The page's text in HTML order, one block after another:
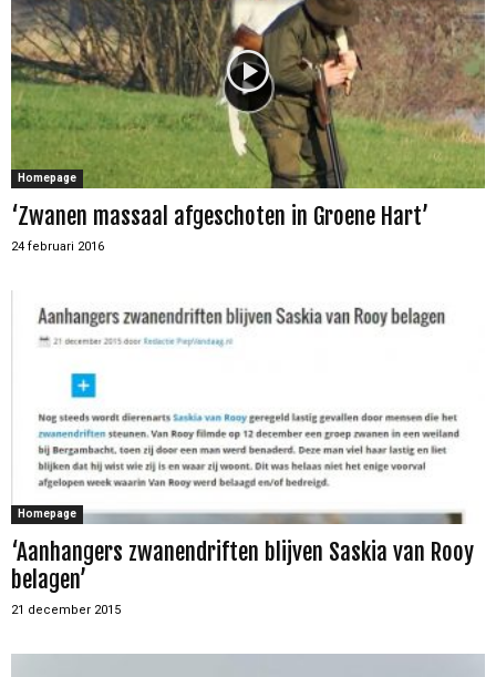
Homepage
‘Zwanen massaal afgeschoten in Groene Hart’
24 februari 2016
Homepage
‘Aanhangers zwanendriften blijven Saskia van Rooy
belagen’
21 december 2015